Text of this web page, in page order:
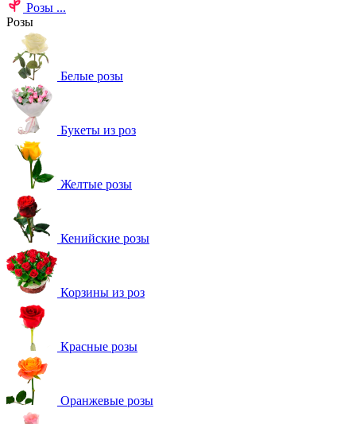
Розы ...
Розы
Белые розы
Букеты из роз
Желтые розы
Кенийские розы
Корзины из роз
Красные розы
Оранжевые розы